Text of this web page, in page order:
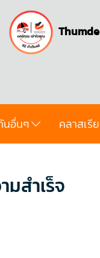
นอื่นๆ คลาสเรี
มสำเร็จ